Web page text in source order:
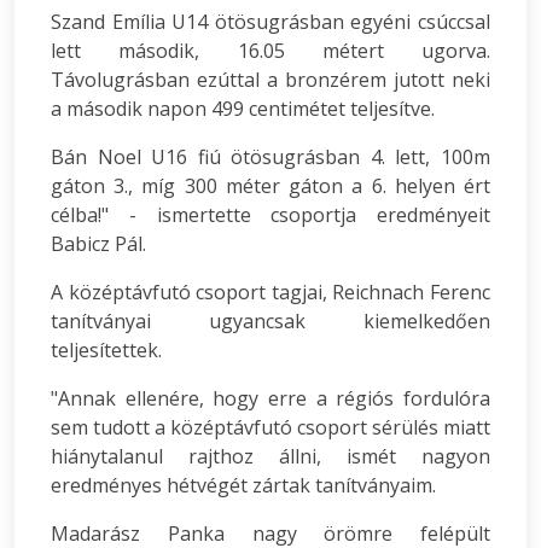
Szand Emília U14 ötösugrásban egyéni csúccsal
lett második, 16.05 métert ugorva.
Távolugrásban ezúttal a bronzérem jutott neki
a második napon 499 centimétet teljesítve.
Bán Noel U16 fiú ötösugrásban 4. lett, 100m
gáton 3., míg 300 méter gáton a 6. helyen ért
célba!" - ismertette csoportja eredményeit
Babicz Pál.
A középtávfutó csoport tagjai, Reichnach Ferenc
tanítványai ugyancsak kiemelkedően
teljesítettek.
"Annak ellenére, hogy erre a régiós fordulóra
sem tudott a középtávfutó csoport sérülés miatt
hiánytalanul rajthoz állni, ismét nagyon
eredményes hétvégét zártak tanítványaim.
Madarász Panka nagy örömre felépült